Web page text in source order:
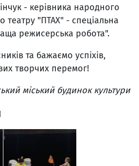
- керівника народного
театру "ПТАХ" - спеціальна
режисерська робота".
та бажаємо успіхів,
творчих перемог!
міський будинок культури